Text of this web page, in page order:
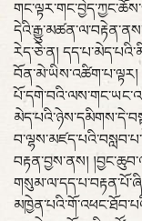
རེད་ཅེ་ན།
བོན་མེ་ཡིས་འཚིག་པ་ལྟར།
བརྟན་བྱས་ནས།